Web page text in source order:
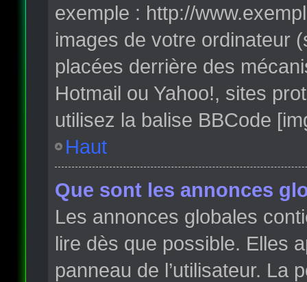
exemple : http://
images de votre ordinateur
placées derrière des
Hotmail ou Yahoo!, sites
utilisez la balise BBCode
Haut
Que sont les annonces
Les annonces globales
lire dès que possible. Elles
panneau de l’utilisateur. La